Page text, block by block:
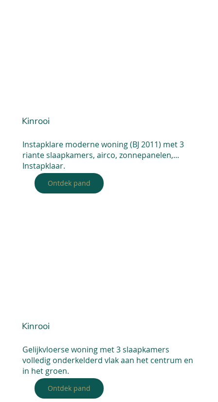
Kinrooi
Instapklare moderne woning (BJ 2011) met 3
riante slaapkamers, airco, zonnepanelen,...
Instapklaar.
Ontdek pand
Kinrooi
Gelijkvloerse woning met 3 slaapkamers
volledig onderkelderd vlak aan het centrum en
in het groen.
Ontdek pand